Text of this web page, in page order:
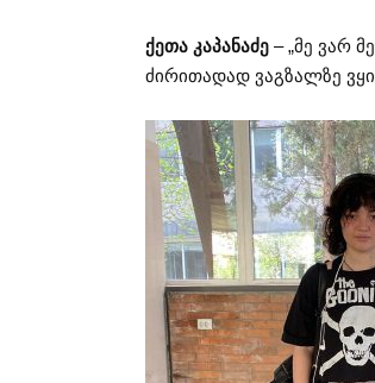
ქეთა კაპანაძე – „მე ვარ
ძირითადად ვაგზალზე